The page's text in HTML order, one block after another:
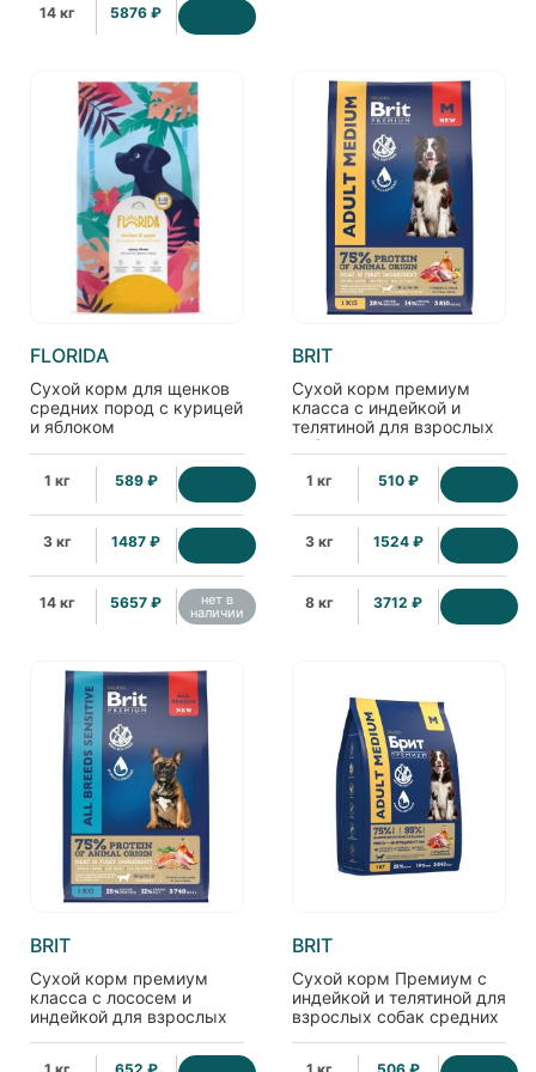
14 кг 5876 ₽
FLORIDA
Сухой корм для щенков
средних пород с курицей
и яблоком
1 кг 589 ₽
3 кг 1487 ₽
14 кг 5657 ₽ нет в
наличии
BRIT
Сухой корм премиум
класса с индейкой и
телятиной для взрослых
собак средних пород 10–
25кг, 1кг
1 кг 510 ₽
3 кг 1524 ₽
8 кг 3712 ₽
BRIT
Сухой корм премиум
класса с лососем и
индейкой для взрослых
чувствительным
BRIT
Сухой корм Премиум с
индейкой и телятиной для
взрослых собак средних